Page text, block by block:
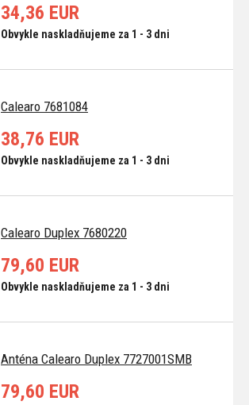
34,36 EUR
Obvykle naskladňujeme za 1 - 3 dni
Calearo 7681084
38,76 EUR
Obvykle naskladňujeme za 1 - 3 dni
Calearo Duplex 7680220
79,60 EUR
Obvykle naskladňujeme za 1 - 3 dni
Anténa Calearo Duplex 7727001SMB
79,60 EUR